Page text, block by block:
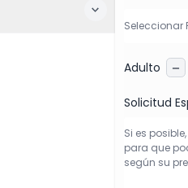
Adulto
Solicitud